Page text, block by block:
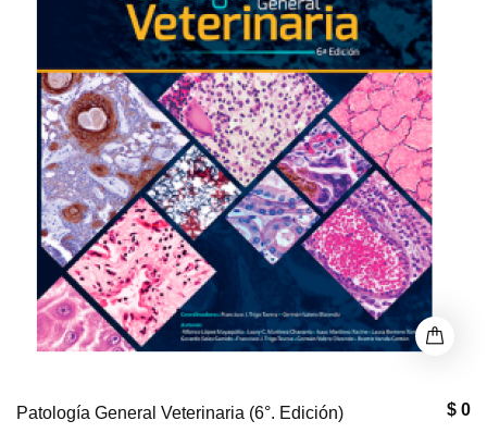
$ 0
Patología General Veterinaria (6°. Edición)